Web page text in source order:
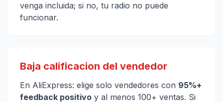
venga incluida; si no, tu radio no puede
funcionar.
Baja calificacion del vendedor
En AliExpress: elige solo vendedores con 95%+
feedback positivo y al menos 100+ ventas. Si